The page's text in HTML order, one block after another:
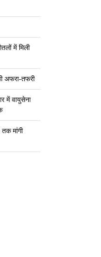
में मिली
अफरा-तफरी
में वायुसेना
मांगी